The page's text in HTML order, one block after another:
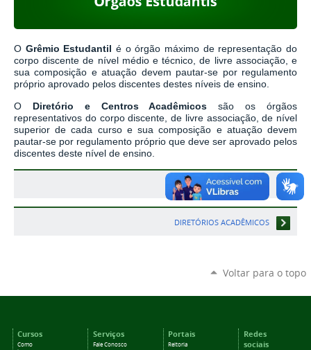
O Grêmio Estudantil é o órgão máximo de representação do
corpo discente de nível médio e técnico, de livre associação, e
sua composição e atuação devem pautar-se por regulamento
próprio aprovado pelos discentes destes níveis de ensino.
O Diretório e Centros Acadêmicos são os órgãos
representativos do corpo discente, de livre associação, de nível
superior de cada curso e sua composição e atuação devem
pautar-se por regulamento próprio que deve ser aprovado pelos
discentes deste nível de ensino.
GRÊMIO
DIRETÓRIOS ACADÊMICOS
Voltar para o topo
Cursos
Como
Serviços
Fale Conosco
Portais
Reitoria
Redes
sociais